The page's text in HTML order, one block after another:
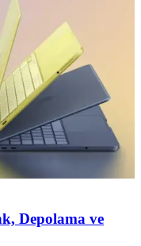
Depolama ve